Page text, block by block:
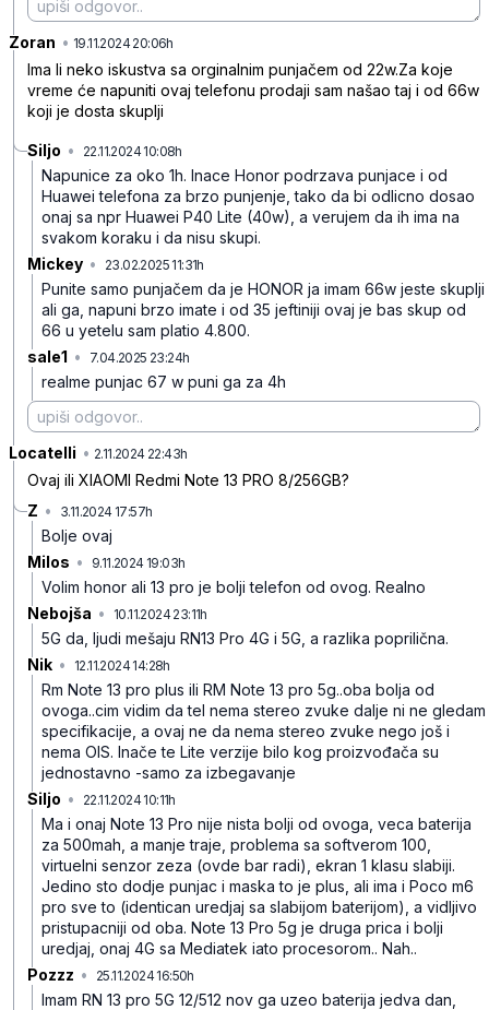
Zoran • 19.11.2024 20:06h
Ima li neko iskustva sa orginalnim punjačem od 22w.Za koje
vreme će napuniti ovaj telefonu prodaji sam našao taj i od 66w
koji je dosta skuplji
Siljo • 22.11.2024 10:08h
Napunice za oko 1h. Inace Honor podrzava punjace i od
Huawei telefona za brzo punjenje, tako da bi odlicno dosao
onaj sa npr Huawei P40 Lite (40w), a verujem da ih ima na
svakom koraku i da nisu skupi.
Mickey • 23.02.2025 11:31h
Punite samo punjačem da je HONOR ja imam 66w jeste skuplji
ali ga, napuni brzo imate i od 35 jeftiniji ovaj je bas skup od
66 u yetelu sam platio 4.800.
sale1 • 7.04.2025 23:24h
realme punjac 67 w puni ga za 4h
Locatelli • 2.11.2024 22:43h
Ovaj ili XIAOMI Redmi Note 13 PRO 8/256GB?
Z • 3.11.2024 17:57h
Bolje ovaj
Milos • 9.11.2024 19:03h
Volim honor ali 13 pro je bolji telefon od ovog. Realno
Nebojša • 10.11.2024 23:11h
5G da, ljudi mešaju RN13 Pro 4G i 5G, a razlika poprilična.
Nik • 12.11.2024 14:28h
Rm Note 13 pro plus ili RM Note 13 pro 5g..oba bolja od
ovoga..cim vidim da tel nema stereo zvuke dalje ni ne gledam
specifikacije, a ovaj ne da nema stereo zvuke nego još i
nema OIS. Inače te Lite verzije bilo kog proizvođača su
jednostavno -samo za izbegavanje
Siljo • 22.11.2024 10:11h
Ma i onaj Note 13 Pro nije nista bolji od ovoga, veca baterija
za 500mah, a manje traje, problema sa softverom 100,
virtuelni senzor zeza (ovde bar radi), ekran 1 klasu slabiji.
Jedino sto dodje punjac i maska to je plus, ali ima i Poco m6
pro sve to (identican uredjaj sa slabijom baterijom), a vidljivo
pristupacniji od oba. Note 13 Pro 5g je druga prica i bolji
uredjaj, onaj 4G sa Mediatek iato procesorom.. Nah..
Pozzz • 25.11.2024 16:50h
Imam RN 13 pro 5G 12/512 nov ga uzeo baterija jedva dan,